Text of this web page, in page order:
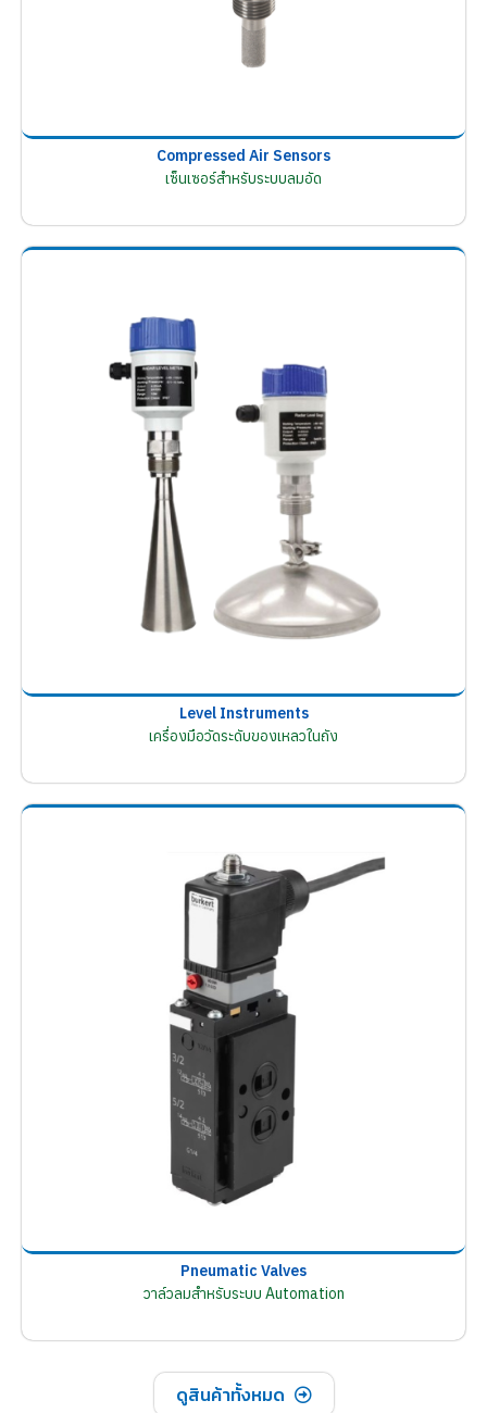
Compressed Air Sensors
เซ็นเซอร์สำหรับระบบลมอัด
Level Instruments
เครื่องมือวัดระดับของเหลวในถัง
Pneumatic Valves
วาล์วลมสำหรับระบบ Automation
ดูสินค้าทั้งหมด